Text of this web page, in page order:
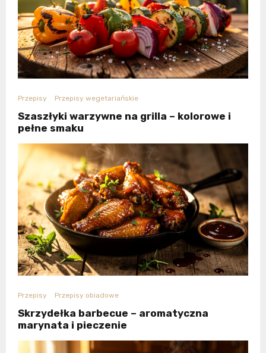
Przepisy Przepisy wegetariańskie
Szaszłyki warzywne na grilla – kolorowe i
pełne smaku
Przepisy Przepisy obiadowe
Skrzydełka barbecue – aromatyczna
marynata i pieczenie